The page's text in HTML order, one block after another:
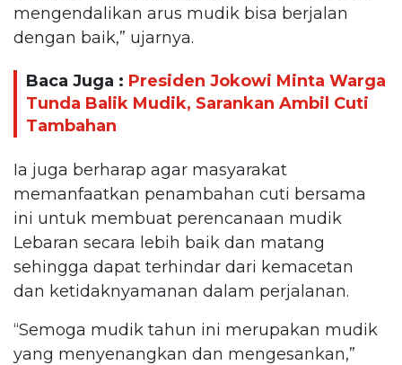
mengendalikan arus mudik bisa berjalan
dengan baik,” ujarnya.
Baca Juga : Presiden Jokowi Minta Warga
Tunda Balik Mudik, Sarankan Ambil Cuti
Tambahan
Ia juga berharap agar masyarakat
memanfaatkan penambahan cuti bersama
ini untuk membuat perencanaan mudik
Lebaran secara lebih baik dan matang
sehingga dapat terhindar dari kemacetan
dan ketidaknyamanan dalam perjalanan.
“Semoga mudik tahun ini merupakan mudik
yang menyenangkan dan mengesankan,”